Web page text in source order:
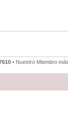
• Nuestro Miembro